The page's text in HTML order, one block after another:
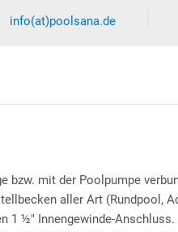
info(at)poolsana.de
bzw. mit der Poolpumpe
aller Art (Rundpool,
1 ½" Innengewinde-